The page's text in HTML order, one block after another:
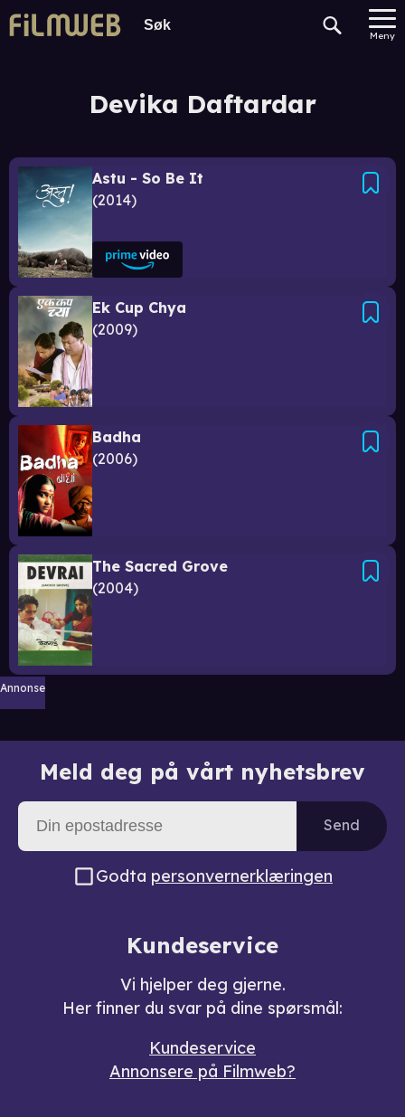
Meny
Devika Daftardar
Astu - So Be It
2014
Ek Cup Chya
2009
Badha
2006
The Sacred Grove
2004
Annonse
Meld deg på vårt nyhetsbrev
Send
Godta personvernerklæringen
Kundeservice
Vi hjelper deg gjerne.
Her finner du svar på dine spørsmål:
Kundeservice
Annonsere på Filmweb?